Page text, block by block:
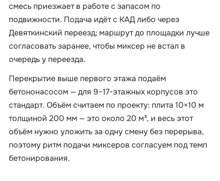
смесь приезжает в работе с запасом по
подвижности. Подача идёт с КАД либо через
Девяткинский переезд; маршрут до площадки лучше
согласовать заранее, чтобы миксер не встал в
очередь у переезда.
Перекрытие выше первого этажа подаём
бетононасосом — для 9–17-этажных корпусов это
стандарт. Объём считаем по проекту: плита 10×10 м
толщиной 200 мм — это около 20 м³, и весь этот
объём нужно уложить за одну смену без перерыва,
поэтому ритм подачи миксеров согласуем под темп
бетонирования.